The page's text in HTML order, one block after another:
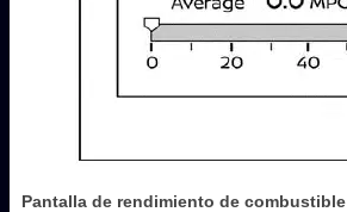
Pantalla de rendimiento de combustible